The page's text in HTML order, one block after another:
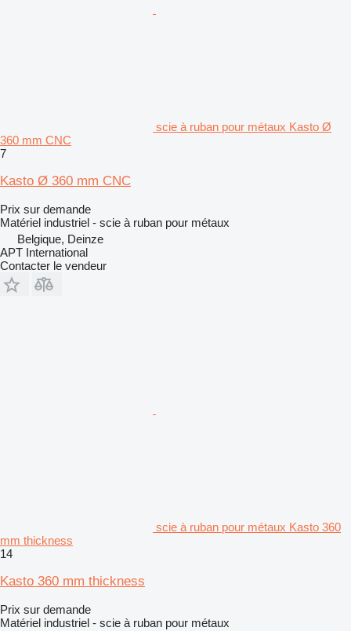
scie à ruban pour métaux Kasto Ø
360 mm CNC
7
Kasto Ø 360 mm CNC
Prix sur demande
Matériel industriel - scie à ruban pour métaux
Belgique, Deinze
APT International
Contacter le vendeur
scie à ruban pour métaux Kasto 360
mm thickness
14
Kasto 360 mm thickness
Prix sur demande
Matériel industriel - scie à ruban pour métaux